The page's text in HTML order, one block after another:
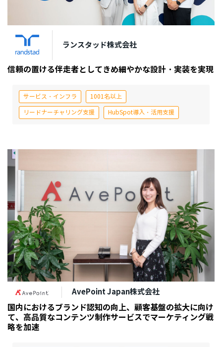
ランスタッド株式会社
信頼の置ける伴走者としてきめ細やかな設計・実装を実現
サービス・インフラ 1001名以上
リードナーチャリング支援 HubSpot導入・活用支援
AvePoint Japan株式会社
国内におけるブランド認知の向上、顧客基盤の拡大に向け
て、高品質なコンテンツ制作サービスでマーケティング戦
略を加速